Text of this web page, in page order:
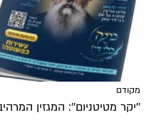
מקודם
''יקר מטיטניום'': המגזין